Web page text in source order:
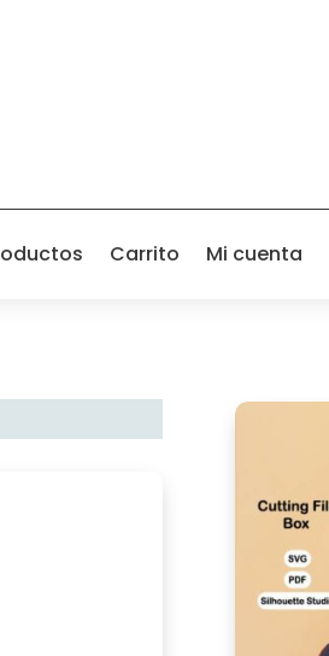
Carrito Mi cuenta